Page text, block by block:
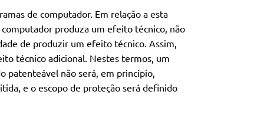
de computador. Em relação a esta
produza um efeito técnico, não
de produzir um efeito técnico. Assim,
técnico adicional. Nestes termos, um
patenteável não será, em princípio,
e o escopo de proteção será definido